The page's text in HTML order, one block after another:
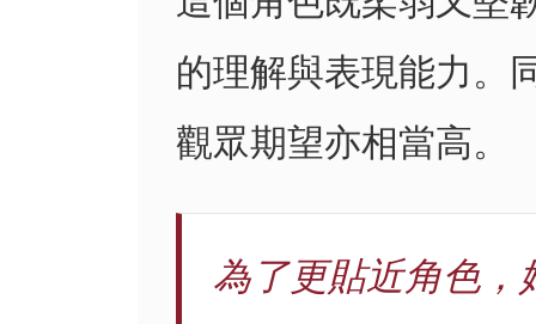
的理解與表現能力。
觀眾期望亦相當高。
為了更貼近角色，